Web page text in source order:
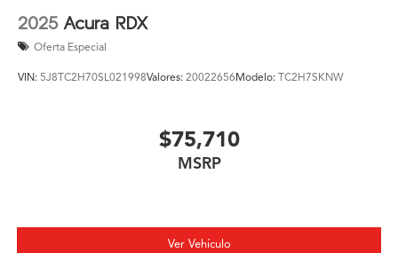
2025 Acura RDX
Oferta Especial
VIN: 5J8TC2H70SL021998Valores: 20022656Modelo: TC2H7SKNW
$75,710
MSRP
Ver Vehículo